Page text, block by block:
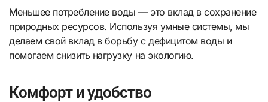
Меньшее потребление воды — это вклад в сохранение
природных ресурсов. Используя умные системы, мы
делаем свой вклад в борьбу с дефицитом воды и
помогаем снизить нагрузку на экологию.
Комфорт и удобство